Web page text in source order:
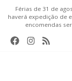
Férias de 31 de
haverá expedição de
encomendas